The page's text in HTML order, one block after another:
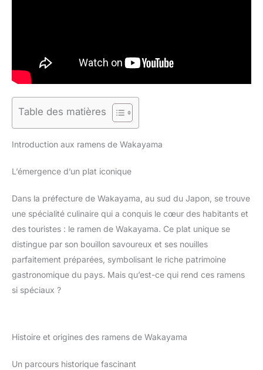
Table des matières
Introduction aux ramens de Wakayama
L’émergence d’un plat iconique
Dans la préfecture de Wakayama, au sud du Japon, se trouve
une spécialité culinaire qui a conquis le cœur des habitants et
des touristes : le ramen de Wakayama. Ce plat unique se
distingue par son bouillon savoureux et ses nouilles
parfaitement préparées, symbolisant le riche patrimoine
gastronomique du pays. Mais qu’est-ce qui rend ces ramens
si spéciaux ?
Histoire et origines des ramens de Wakayama
Un parcours historique fascinant